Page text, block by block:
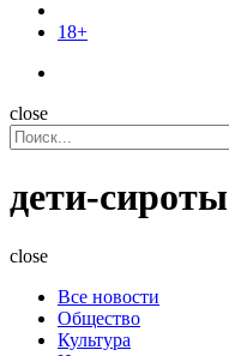
18+
Поиск
close
Search
for:
дети-сироты
close
Все новости
Общество
Культура